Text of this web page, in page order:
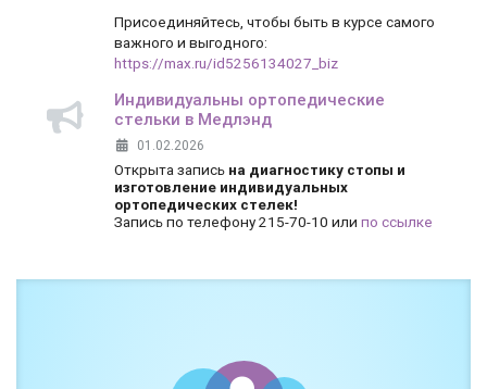
Присоединяйтесь, чтобы быть в курсе самого
важного и выгодного:
https://max.ru/id5256134027_biz
Индивидуальны ортопедические
стельки в Медлэнд
01.02.2026
Открыта запись на диагностику стопы и
изготовление индивидуальных
ортопедических стелек!
Запись по телефону 215-70-10 или по ссылке